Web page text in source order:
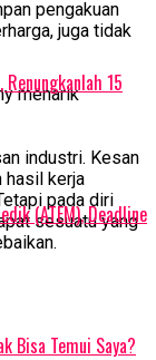
pengakuan
juga tidak
menarik
industri. Kesan
hasil kerja
pada diri
sesuatu yang
15
(ATEM), Deadline
Bisa Temui Saya?